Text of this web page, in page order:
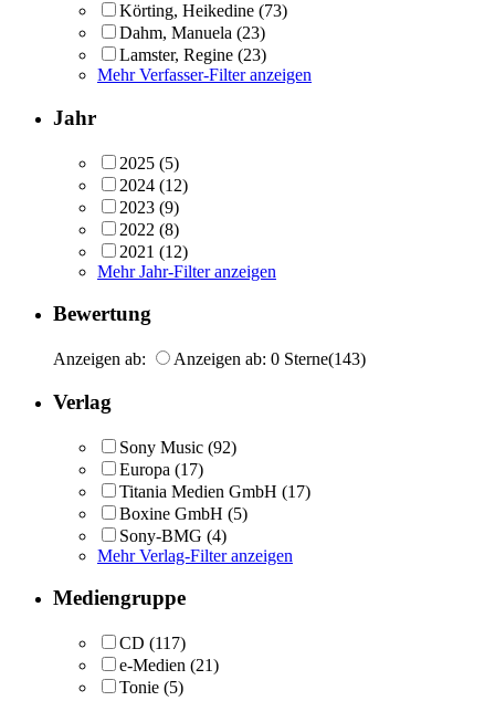
Körting, Heikedine (73)
Dahm, Manuela (23)
Lamster, Regine (23)
Mehr Verfasser-Filter anzeigen
Jahr
2025 (5)
2024 (12)
2023 (9)
2022 (8)
2021 (12)
Mehr Jahr-Filter anzeigen
Bewertung
Anzeigen ab: Anzeigen ab: 0 Sterne(143)
Verlag
Sony Music (92)
Europa (17)
Titania Medien GmbH (17)
Boxine GmbH (5)
Sony-BMG (4)
Mehr Verlag-Filter anzeigen
Mediengruppe
CD (117)
e-Medien (21)
Tonie (5)